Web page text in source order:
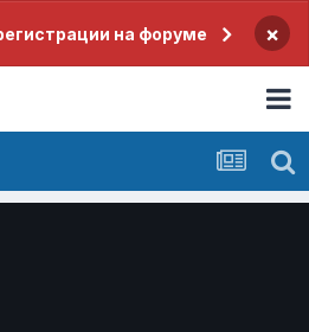
на форуме ×